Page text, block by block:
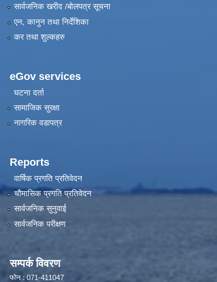
सार्वजनिक खरीद /बोलपत्र सूचना
एन, कानुन तथा निर्देशिका
कर तथा शुल्कहरु
eGov services
घटना दर्ता
सामाजिक सुरक्षा
नागरिक वडापत्र
Reports
वार्षिक प्रगति प्रतिवेदन
चौमासिक प्रगति प्रतिवेदन
सार्वजनिक सुनुवाई
सार्वजनिक परीक्षण
सम्पर्क विवरण
फोन : 071-411047